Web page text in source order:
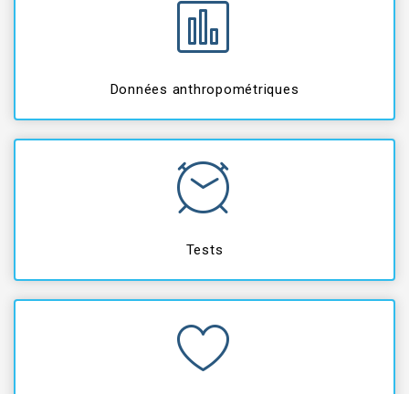
Données anthropométriques
Tests